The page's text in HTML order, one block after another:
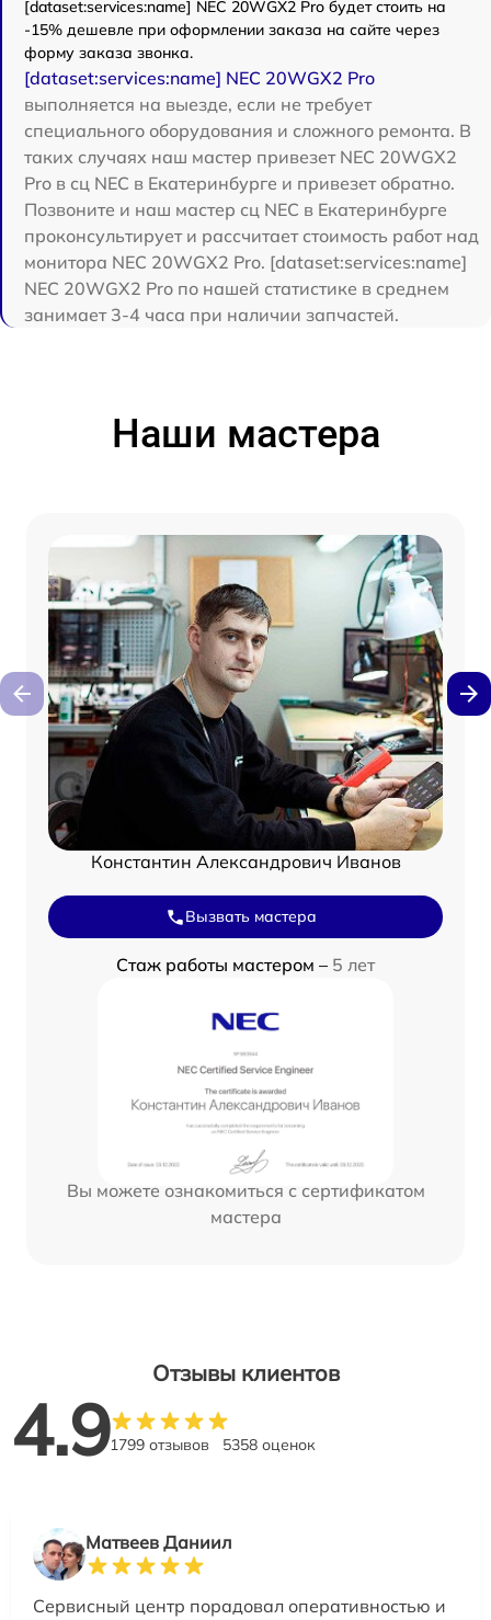
[dataset:services:name] NEC 20WGX2 Pro будет стоить на
-15% дешевле при оформлении заказа на сайте через
форму заказа звонка.
[dataset:services:name] NEC 20WGX2 Pro
выполняется на выезде, если не требует
специального оборудования и сложного ремонта. В
таких случаях наш мастер привезет NEC 20WGX2
Pro в сц NEC в Екатеринбурге и привезет обратно.
Позвоните и наш мастер сц NEC в Екатеринбурге
проконсультирует и рассчитает стоимость работ над
монитора NEC 20WGX2 Pro. [dataset:services:name]
NEC 20WGX2 Pro по нашей статистике в среднем
занимает 3-4 часа при наличии запчастей.
Наши мастера
Константин Александрович Иванов
Вызвать мастера
Стаж работы мастером – 5 лет
Вы можете ознакомиться с сертификатом
мастера
Отзывы клиентов
4.91799 отзывов 5358 оценок
Матвеев Даниил
Сервисный центр порадовал оперативностью и